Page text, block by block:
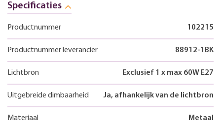
Specificaties
Productnummer 102215
Productnummer leverancier 88912-1BK
Lichtbron Exclusief 1 x max 60W E27
Uitgebreide dimbaarheid Ja, afhankelijk van de lichtbron
Materiaal Metaal